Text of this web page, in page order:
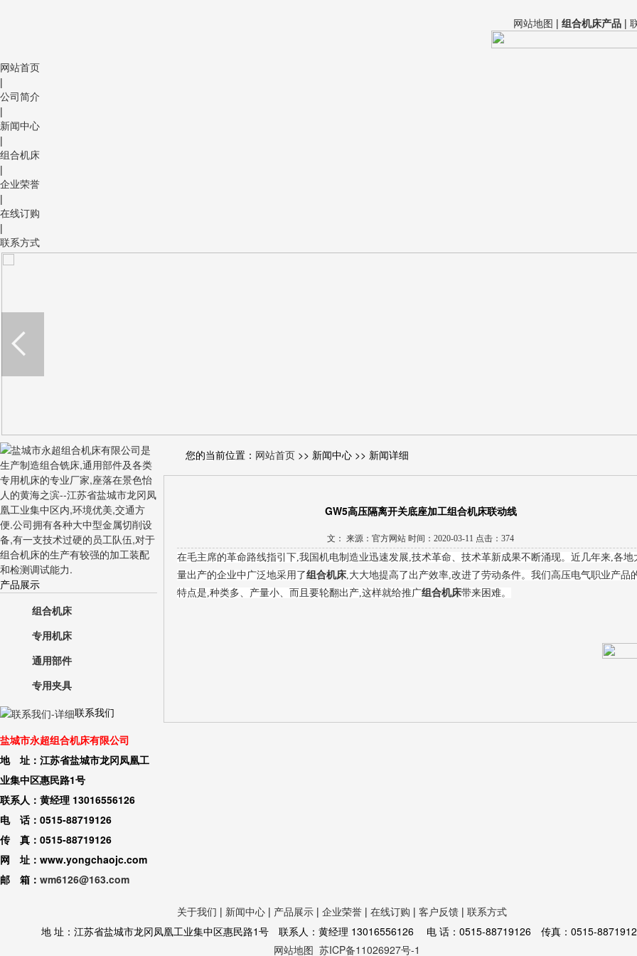
网站地图 | 组合机床产品 |
网站首页
|
公司简介
|
新闻中心
|
组合机床
|
企业荣誉
|
在线订购
|
联系方式
产品展示
组合机床
专用机床
通用部件
专用夹具
联系我们
盐城市永超组合机床有限公司
地 址：江苏省盐城市龙冈凤凰工
业集中区惠民路1号
联系人：黄经理 13016556126
电 话：0515-88719126
传 真：0515-88719126
网 址：www.yongchaojc.com
邮 箱： wm6126@163.com
您的当前位置： 网站首页 >> 新闻中心 >> 新闻详细
GW5高压隔离开关底座加工组合机床联动线
文： 来源：官方网站 时间：2020-03-11 点击：374
在毛主席的革命路线指引下,我国机电制造业迅速发展,技术革命、技术革新成果不断涌现。近几年来,各地
量出产的企业中广泛地采用了组合机床,大大地提高了出产效率,改进了劳动条件。我们高压电气职业产品
特点是,种类多、产量小、而且要轮翻出产,这样就给推广组合机床带来困难。
关于我们 | 新闻中心 | 产品展示 | 企业荣誉 | 在线订购 | 客户反馈 | 联系方式
地 址：江苏省盐城市龙冈凤凰工业集中区惠民路1号 联系人：黄经理 13016556126 电 话：0515-88719126 传真：0515-
网站地图 苏ICP备11026927号-1